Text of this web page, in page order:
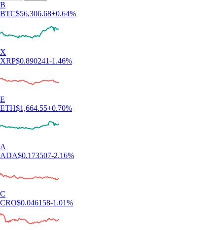
B
BTC$56,306.68+0.64%
X
XRP$0.890241-1.46%
E
ETH$1,664.55+0.70%
A
ADA$0.173507-2.16%
C
CRO$0.046158-1.01%